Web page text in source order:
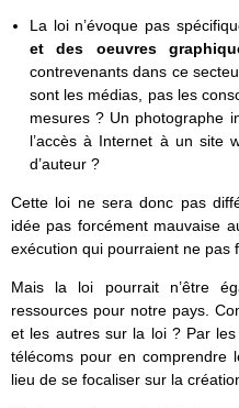
La loi n’évoque pas
et des oeuvres
contrevenants dans ce
sont les médias, pas les
mesures ? Un photographe
l’accès à Internet à un site
d’auteur ?
Cette loi ne sera donc pas
idée pas forcément mauvaise
exécution qui pourraient ne pas
Mais la loi pourrait n’être
ressources pour notre pays.
et les autres sur la loi ? Par
télécoms pour en comprendre
lieu de se focaliser sur la